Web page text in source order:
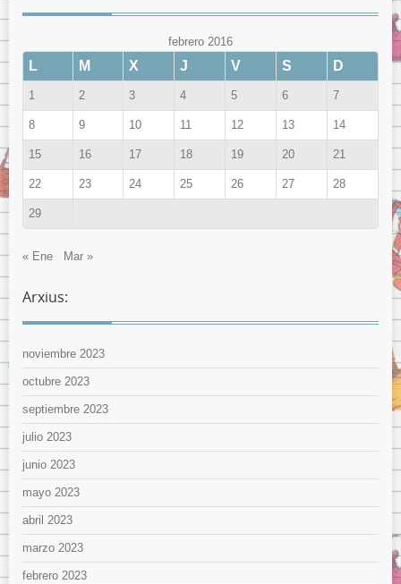
febrero 2016
L M X J V S D
1 2 3 4 5 6 7
8 9 10 11 12 13 14
15 16 17 18 19 20 21
22 23 24 25 26 27 28
29
« Ene Mar »
Arxius:
noviembre 2023
octubre 2023
septiembre 2023
julio 2023
junio 2023
mayo 2023
abril 2023
marzo 2023
febrero 2023